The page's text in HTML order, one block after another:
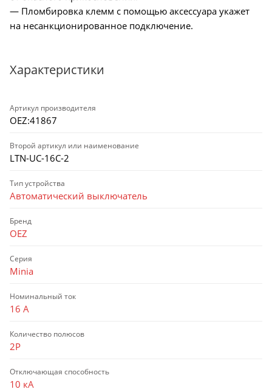
— Пломбировка клемм с помощью аксессуара укажет
на несанкционированное подключение.
Характеристики
Артикул производителя
OEZ:41867
Второй артикул или наименование
LTN-UC-16C-2
Тип устройства
Автоматический выключатель
Бренд
OEZ
Серия
Minia
Номинальный ток
16 А
Количество полюсов
2P
Отключающая способность
10 кА